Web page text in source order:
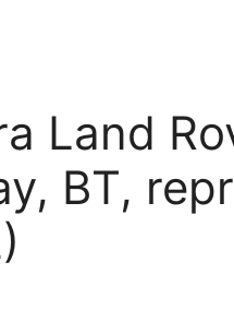
Land
BT,